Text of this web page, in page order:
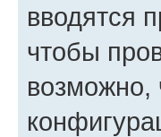
вводятся
чтобы
возможно,